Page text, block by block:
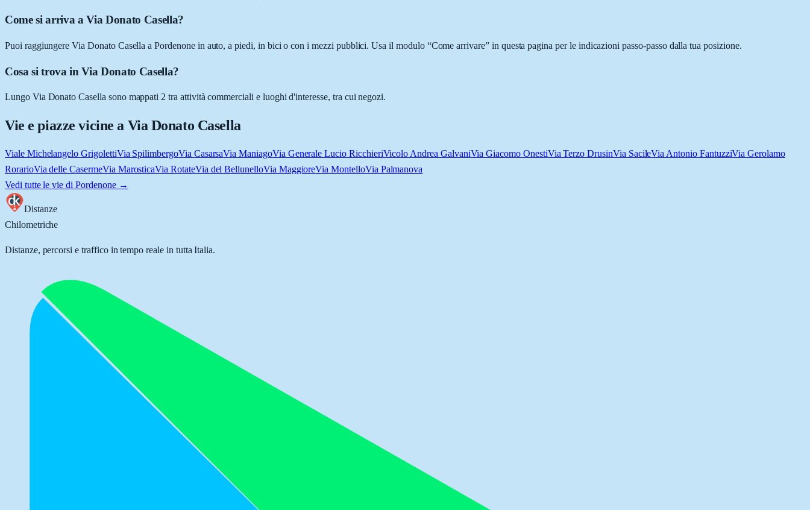
Come si arriva a Via Donato Casella?
Puoi raggiungere Via Donato Casella a Pordenone in auto, a piedi, in bici o con i mezzi pubblici. Usa il modulo “Come arrivare” in questa pagina per le indicazioni passo-passo dalla tua posizione.
Cosa si trova in Via Donato Casella?
Lungo Via Donato Casella sono mappati 2 tra attività commerciali e luoghi d'interesse, tra cui negozi.
Vie e piazze vicine a Via Donato Casella
Viale Michelangelo GrigolettiVia SpilimbergoVia CasarsaVia ManiagoVia Generale Lucio RicchieriVicolo Andrea GalvaniVia Giacomo OnestiVia Terzo DrusinVia SacileVia Antonio FantuzziVia Gerolamo
RorarioVia delle CasermeVia MarosticaVia RotateVia del BellunelloVia MaggioreVia MontelloVia Palmanova
Vedi tutte le vie di Pordenone→
Distanze
Chilometriche
Distanze, percorsi e traffico in tempo reale in tutta Italia.